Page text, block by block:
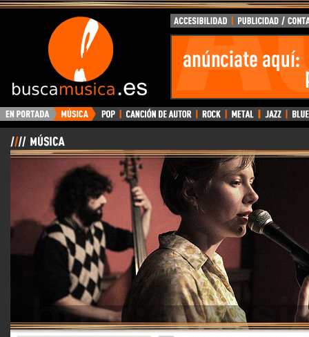
BuscaMusica.es